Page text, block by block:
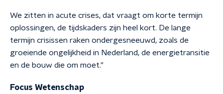
We zitten in acute crises, dat vraagt om korte termijn
oplossingen, de tijdskaders zijn heel kort. De lange
termijn crisissen raken ondergesneeuwd, zoals de
groeiende ongelijkheid in Nederland, de energietransitie
en de bouw die om moet."
Focus Wetenschap